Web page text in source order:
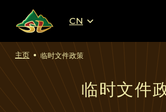
CN
主页 临时文件政策
临时文件